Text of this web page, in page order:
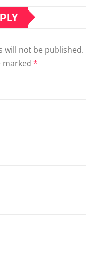
will not be published.
marked *